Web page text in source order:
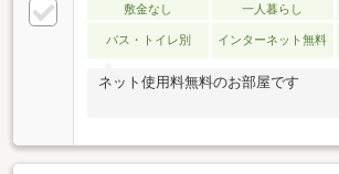
敷金なし 一人暮らし
バス・トイレ別 インターネット無料
ネット使用料無料のお部屋です